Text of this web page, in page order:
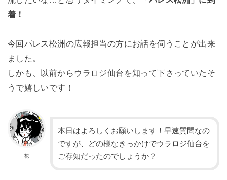
着！
今回パレス松洲の広報担当の方にお話を伺うことが出来
ました。
しかも、以前からウラロジ仙台を知って下さっていたそ
うで嬉しいです！
花
本日はよろしくお願いします！早速質問なの
ですが、どの様なきっかけでウラロジ仙台を
ご存知だったのでしょうか？